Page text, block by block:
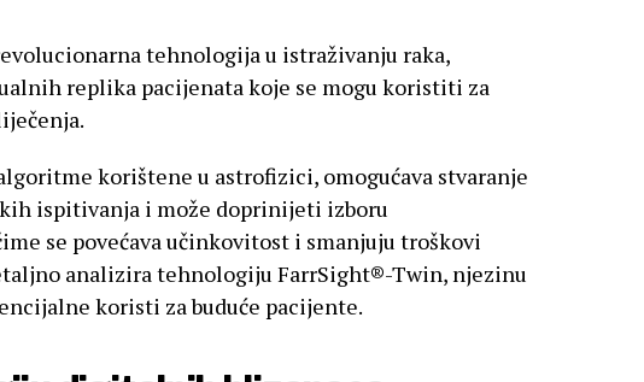
tehnologija u istraživanju raka,
replika pacijenata koje se mogu koristiti za
korištene u astrofizici, omogućava stvaranje
ispitivanja i može doprinijeti izboru
se povećava učinkovitost i smanjuju troškovi
analizira tehnologiju FarrSight®-Twin, njezinu
koristi za buduće pacijente.